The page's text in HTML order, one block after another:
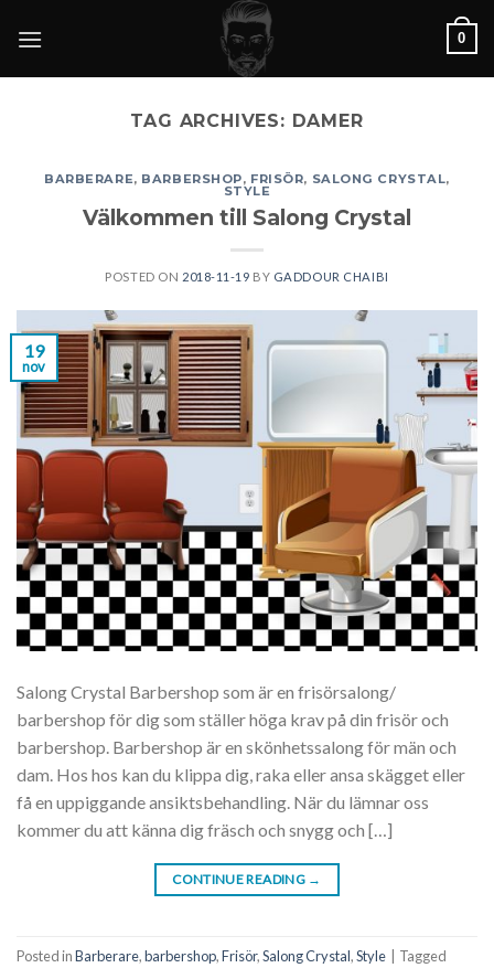
0
TAG ARCHIVES: DAMER
BARBERARE, BARBERSHOP, FRISÖR, SALONG CRYSTAL,
STYLE
Välkommen till Salong Crystal
POSTED ON 2018-11-19 BY GADDOUR CHAIBI
19
nov
Salong Crystal Barbershop som är en frisörsalong/
barbershop för dig som ställer höga krav på din frisör och
barbershop. Barbershop är en skönhetssalong för män och
dam. Hos hos kan du klippa dig, raka eller ansa skägget eller
få en uppiggande ansiktsbehandling. När du lämnar oss
kommer du att känna dig fräsch och snygg och […]
CONTINUE READING →
Posted inBarberare,barbershop,Frisör,Salong Crystal,Style
Tagged